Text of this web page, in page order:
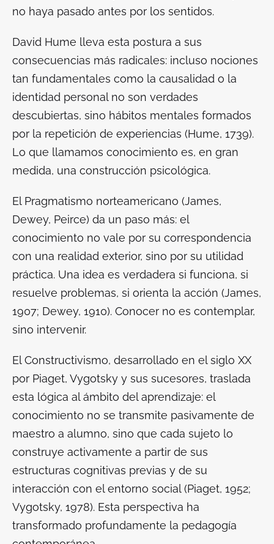
no haya pasado antes por los sentidos.
David Hume lleva esta postura a sus
consecuencias más radicales: incluso nociones
tan fundamentales como la causalidad o la
identidad personal no son verdades
descubiertas, sino hábitos mentales formados
por la repetición de experiencias (Hume, 1739).
Lo que llamamos conocimiento es, en gran
medida, una construcción psicológica.
El Pragmatismo norteamericano (James,
Dewey, Peirce) da un paso más: el
conocimiento no vale por su correspondencia
con una realidad exterior, sino por su utilidad
práctica. Una idea es verdadera si funciona, si
resuelve problemas, si orienta la acción (James,
1907; Dewey, 1910). Conocer no es contemplar,
sino intervenir.
El Constructivismo, desarrollado en el siglo XX
por Piaget, Vygotsky y sus sucesores, traslada
esta lógica al ámbito del aprendizaje: el
conocimiento no se transmite pasivamente de
maestro a alumno, sino que cada sujeto lo
construye activamente a partir de sus
estructuras cognitivas previas y de su
interacción con el entorno social (Piaget, 1952;
Vygotsky, 1978). Esta perspectiva ha
transformado profundamente la pedagogía